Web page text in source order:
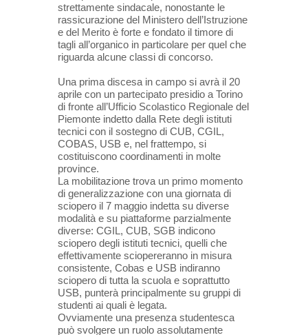
strettamente sindacale, nonostante le
rassicurazione del Ministero dell’Istruzione
e del Merito è forte e fondato il timore di
tagli all’organico in particolare per quel che
riguarda alcune classi di concorso.
Una prima discesa in campo si avrà il 20
aprile con un partecipato presidio a Torino
di fronte all’Ufficio Scolastico Regionale del
Piemonte indetto dalla Rete degli istituti
tecnici con il sostegno di CUB, CGIL,
COBAS, USB e, nel frattempo, si
costituiscono coordinamenti in molte
province.
La mobilitazione trova un primo momento
di generalizzazione con una giornata di
sciopero il 7 maggio indetta su diverse
modalità e su piattaforme parzialmente
diverse: CGIL, CUB, SGB indicono
sciopero degli istituti tecnici, quelli che
effettivamente sciopereranno in misura
consistente, Cobas e USB indiranno
sciopero di tutta la scuola e soprattutto
USB, punterà principalmente su gruppi di
studenti ai quali è legata.
Ovviamente una presenza studentesca
può svolgere un ruolo assolutamente